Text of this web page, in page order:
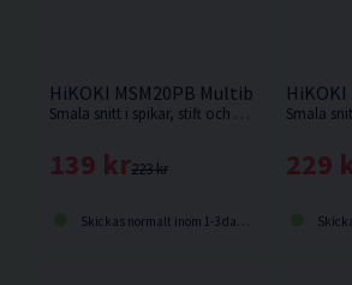
HiKOKI MSM20PB Multiblad BIM
Smala snitt i spikar, stift och kopparrör och skär i gipsskivor
223 kr
139 kr
Skickas normalt inom 1-3 dagar
229